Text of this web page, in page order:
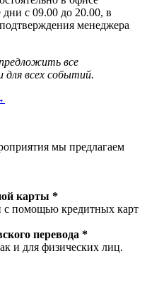
с 09.00 до 20.00, в
менеджера
все
для всех событий.
мы предлагаем
карты *
с помощью кредитных карт
перевода *
и для физических лиц.